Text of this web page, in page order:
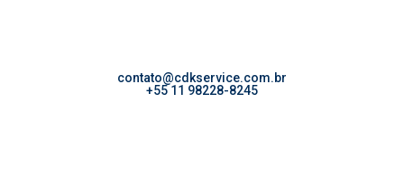
contato@cdkservice.com.br
+55 11 98228-8245